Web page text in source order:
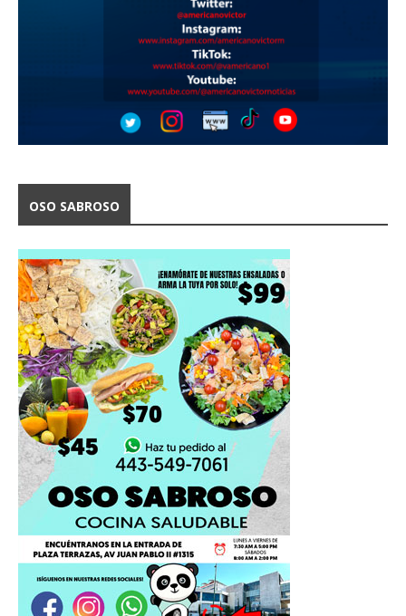
OSO SABROSO